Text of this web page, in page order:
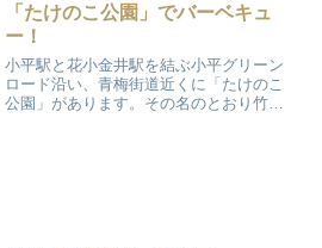
の「清流復活事業」によっ...
「たけのこ公園」でバーベキュ
ー！
小平駅と花小金井駅を結ぶ小平グリーン
ロード沿い、青梅街道近くに「たけのこ
公園」があります。その名のとおり竹林